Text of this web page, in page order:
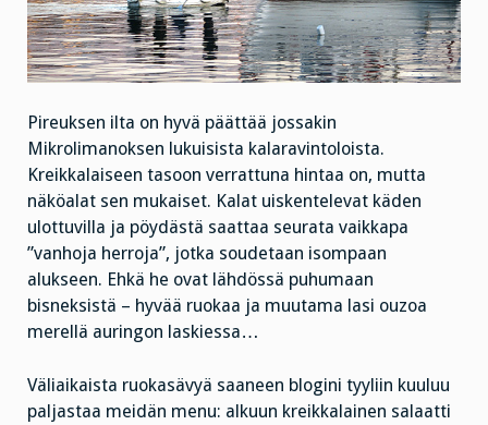
Pireuksen ilta on hyvä päättää jossakin
Mikrolimanoksen lukuisista kalaravintoloista.
Kreikkalaiseen tasoon verrattuna hintaa on, mutta
näköalat sen mukaiset. Kalat uiskentelevat käden
ulottuvilla ja pöydästä saattaa seurata vaikkapa
”vanhoja herroja”, jotka soudetaan isompaan
alukseen. Ehkä he ovat lähdössä puhumaan
bisneksistä – hyvää ruokaa ja muutama lasi ouzoa
merellä auringon laskiessa…
Väliaikaista ruokasävyä saaneen blogini tyyliin kuuluu
paljastaa meidän menu: alkuun kreikkalainen salaatti